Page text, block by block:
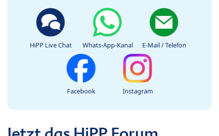
HiPP Live Chat Whats-App-Kanal E-Mail / Telefon
Facebook Instagram